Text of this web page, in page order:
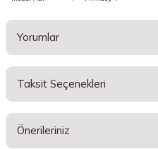
Yorumlar
Taksit Seçenekleri
Önerileriniz